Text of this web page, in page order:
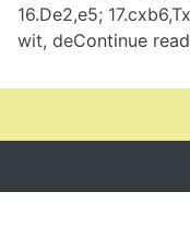
16.De2,e5;
wit, deContinue
paginering